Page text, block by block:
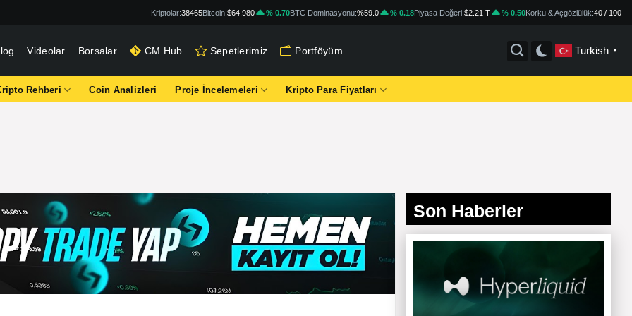
Kriptolar:38465Bitcoin:$64.980 % 0.70BTC Dominasyonu:%59.0 % 0.18Piyasa Değeri:$2.21 T % 0.50Korku & Açgözlülük:40 / 100
Videolar Borsalar CM Hub Sepetlerimiz Portföyüm Turkish ▼
Rehberi Coin Analizleri Proje İncelemeleri Kripto Para Fiyatları
Son Haberler